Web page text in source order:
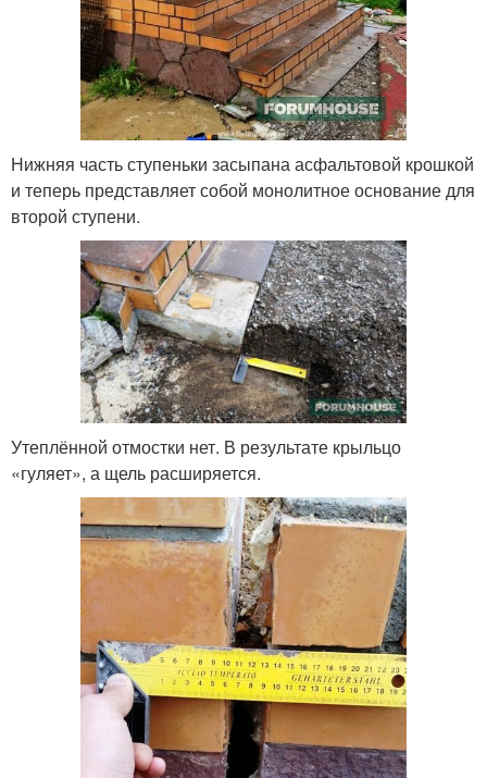
Нижняя часть ступеньки засыпана асфальтовой крошкой
и теперь представляет собой монолитное основание для
второй ступени.
Утеплённой отмостки нет. В результате крыльцо
«гуляет», а щель расширяется.